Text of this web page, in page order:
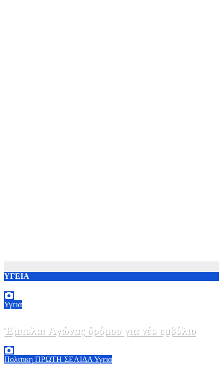
ΥΓΕΙΑ
Υγεια
Έμπολα: Αγώνας δρόμου για νέο εμβόλιο
Πολιτικη ΠΡΩΤΗ ΣΕΛΙΔΑ Υγεια